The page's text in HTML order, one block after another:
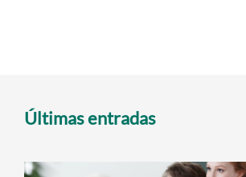
Últimas entradas